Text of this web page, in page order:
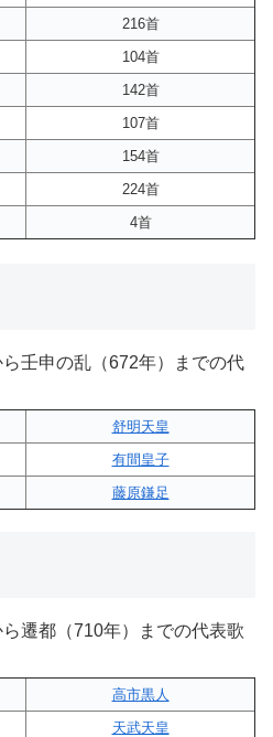
216首
104首
142首
107首
154首
224首
4首
壬申の乱（672年）までの代
舒明天皇
有間皇子
藤原鎌足
遷都（710年）までの代表歌
高市黒人
天武天皇